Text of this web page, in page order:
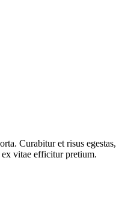
Curabitur et risus egestas,
ex vitae efficitur pretium.